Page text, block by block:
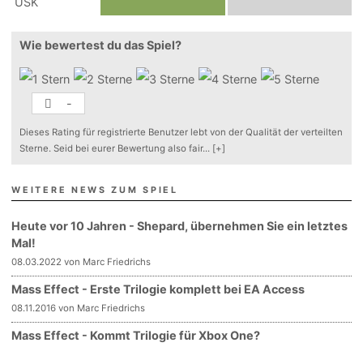
Wie bewertest du das Spiel?
-
Dieses Rating für registrierte Benutzer lebt von der Qualität der verteilten
Sterne. Seid bei eurer Bewertung also fair... [+]
WEITERE NEWS ZUM SPIEL
Heute vor 10 Jahren - Shepard, übernehmen Sie ein letztes
Mal!
08.03.2022 von Marc Friedrichs
Mass Effect - Erste Trilogie komplett bei EA Access
08.11.2016 von Marc Friedrichs
Mass Effect - Kommt Trilogie für Xbox One?